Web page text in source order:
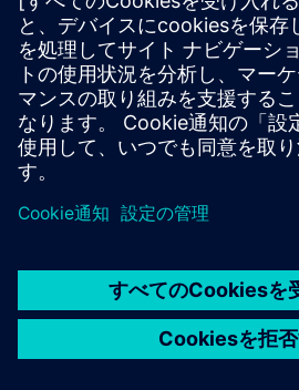
世界各地の事業拠点
サポート・センター
ご意見・ご要望
違法コピーの連絡先
© Siemens2026
タル・ミレニアム著作権法 (DMCA)